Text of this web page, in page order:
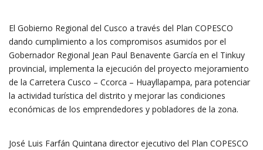
El Gobierno Regional del Cusco a través del Plan COPESCO
dando cumplimiento a los compromisos asumidos por el
Gobernador Regional Jean Paul Benavente García en el Tinkuy
provincial, implementa la ejecución del proyecto mejoramiento
de la Carretera Cusco – Ccorca – Huayllapampa, para potenciar
la actividad turística del distrito y mejorar las condiciones
económicas de los emprendedores y pobladores de la zona.
José Luis Farfán Quintana director ejecutivo del Plan COPESCO